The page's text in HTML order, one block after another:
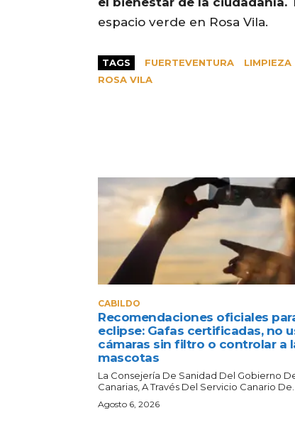
espacio verde en Rosa Vila.
TAGS FUERTEVENTURA LIMPIEZA
ROSA VILA
CABILDO
Recomendaciones oficiales
eclipse: Gafas certificadas, no
cámaras sin filtro o controlar a
mascotas
La Consejería De Sanidad Del Gobierno
Canarias, A Través Del Servicio Canario De...
Agosto 6, 2026